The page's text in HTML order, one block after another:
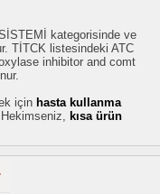
kategorisinde ve
TİTCK listesindeki ATC
inhibitor and comt
için hasta kullanma
kısa ürün